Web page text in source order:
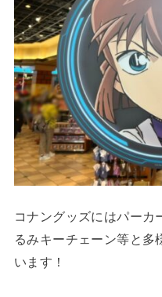
コナングッズにはパーカ
るみキーチェーン等と多
います！